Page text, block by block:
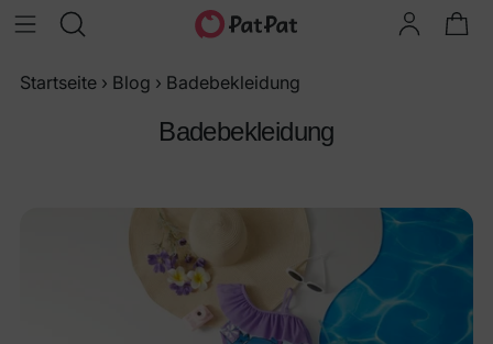
Startseite › Blog › Badebekleidung
Badebekleidung